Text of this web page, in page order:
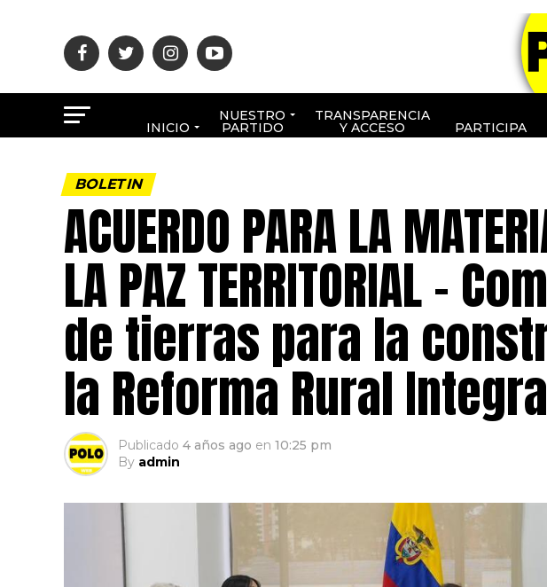
INICIO
NUESTRO
PARTIDO
TRANSPARENCIA
Y ACCESO PARTICIPA
BOLETIN
ACUERDO PARA LA
LA PAZ TERRITORIAL –
de tierras para la
la Reforma Rural
Publicado 4 años ago en 10:25 pm
By admin